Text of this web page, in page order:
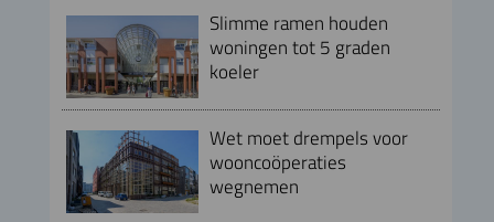
Slimme ramen houden
woningen tot 5 graden
koeler
Wet moet drempels voor
wooncoöperaties
wegnemen